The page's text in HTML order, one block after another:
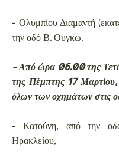
- Ολυμπίου Διαμαντή
την οδό Β. Ουγκώ.
- Από ώρα 06.00 της
της Πέμπτης 17 Μαρτίου,
όλων των οχημάτων στις
- Κατούνη, από την
Ηρακλείου,